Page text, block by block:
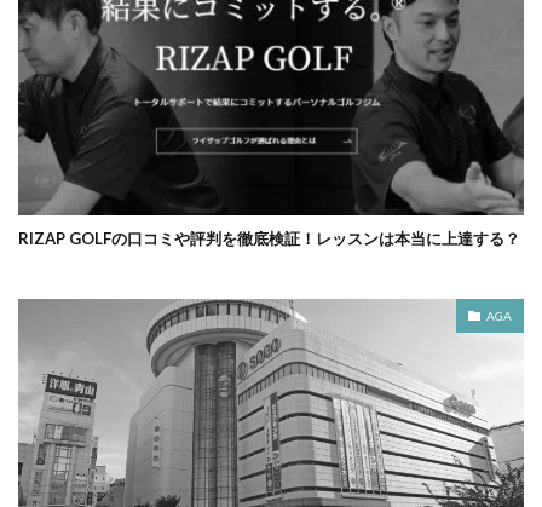
RIZAP GOLFの口コミや評判を徹底検証！レッスンは本当に上達する？
AGA